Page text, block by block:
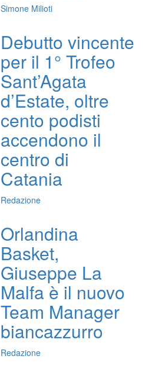
Simone Milioti
Debutto vincente
per il 1° Trofeo
Sant’Agata
d’Estate, oltre
cento podisti
accendono il
centro di
Catania
Redazione
Orlandina
Basket,
Giuseppe La
Malfa è il nuovo
Team Manager
biancazzurro
Redazione